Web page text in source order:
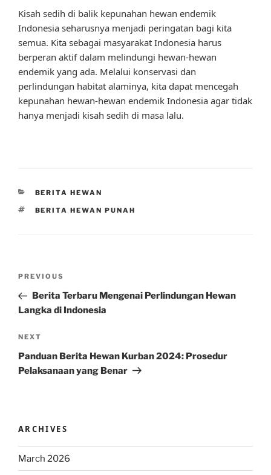
Kisah sedih di balik kepunahan hewan endemik
Indonesia seharusnya menjadi peringatan bagi kita
semua. Kita sebagai masyarakat Indonesia harus
berperan aktif dalam melindungi hewan-hewan
endemik yang ada. Melalui konservasi dan
perlindungan habitat alaminya, kita dapat mencegah
kepunahan hewan-hewan endemik Indonesia agar tidak
hanya menjadi kisah sedih di masa lalu.
CATEGORIES
BERITA HEWAN
TAGS
BERITA HEWAN PUNAH
Previous
Post
PREVIOUS
Berita Terbaru Mengenai Perlindungan Hewan
Langka di Indonesia
Next
Post
NEXT
Panduan Berita Hewan Kurban 2024: Prosedur
Pelaksanaan yang Benar
ARCHIVES
March 2026